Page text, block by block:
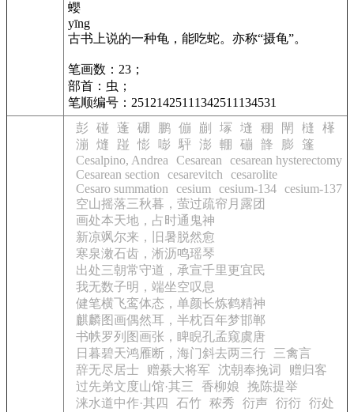
蠳
yīng
古书上说的一种龟，能吃蛇。亦称“摄龟”。
笔画数：23；
部首：虫；
笔顺编号：25121425111342511134531
彭 碰 蓬 硼 鹏 傰 剻 塜 塳 稝 閛 槰
樥
漰
熢 踫 憉 嘭 駍 澎 輣 磞 韸 膨
篷
Cesalpino, Andrea
Cesarean
cesarean hysterectomy
Cesarean section
cesarevitch
cesarolite
Cesaro summation
cesium cesium-134 cesium-137
空山摇落三秋暮，萤过疏帘月露团
画处本天地，占时通鬼神
新凉飒尔来，旧暑脱然愈
寒泉潄石齿，淅沥鸣瑶琴
出处三朝常守道，承宣千里更宜民
我无数子明，端坐空叹息
健笔横飞鸾体态，单颜长炼鹤精神
麒麟图画偶然耳，半枕百年梦邯郸
书帙罗列图画张，睥睨孔孟窥虞唐
日暮碧天鸿雁断，海门斜去两三行
三禽言
辞无尽居士
赠綦大将军 沈朝奉挽词
赠归客
过先弟文度山馆·其三
香柳娘
挽陈提举
涞水道中作·其四
石竹 秾秀 衍声 衍衍 衍处